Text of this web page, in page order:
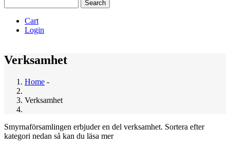
Quịck
Cart
Login
Verksamhet
Breadcrumb
Home -
Verksamhet
Smyrnaförsamlingen erbjuder en del verksamhet. Sortera efter
kategori nedan så kan du läsa mer